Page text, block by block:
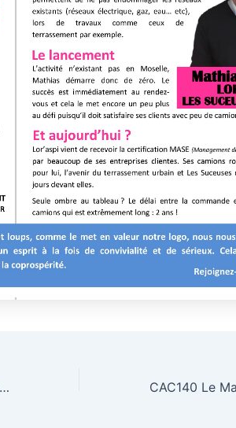
CAC140 Le Mag n°1 – Septembre 2019